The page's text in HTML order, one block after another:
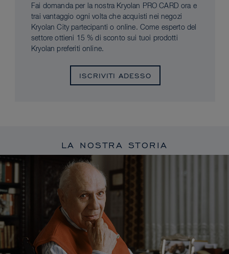
Fai domanda per la nostra Kryolan PRO CARD ora e
trai vantaggio ogni volta che acquisti nei negozi
Kryolan City partecipanti o online. Come esperto del
settore ottieni 15 % di sconto sui tuoi prodotti
Kryolan preferiti online.
ISCRIVITI ADESSO
LA NOSTRA STORIA